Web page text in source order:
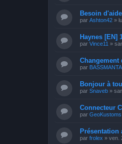
Besoin
par Ashton42 »
Haynes [EN]
par Vince11 »
Changement
par BASSMANTA
Bonjour à
par Snaveb »
Connecteur
par GeoKustoms
Présentation
par frolex » ven.